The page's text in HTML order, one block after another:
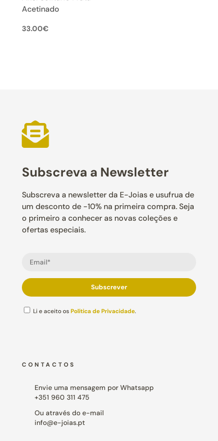
Acetinado
33.00€

Subscreva a Newsletter
Subscreva a newsletter da E-Joias e usufrua de
um desconto de -10% na primeira compra. Seja
o primeiro a conhecer as novas coleções e
ofertas especiais.
Li e aceito osPolítica de Privacidade.
CONTACTOS
Envie uma mensagem por Whatsapp
+351 960 311 475
Ou através do e-mail
info@e-joias.pt